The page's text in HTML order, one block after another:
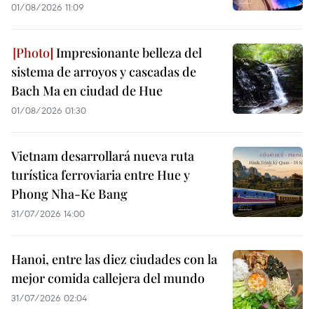
01/08/2026 11:09
Impresionante belleza del
sistema de arroyos y cascadas de
Bach Ma en ciudad de Hue
01/08/2026 01:30
Vietnam desarrollará nueva ruta
turística ferroviaria entre Hue y
Phong Nha-Ke Bang
31/07/2026 14:00
Hanoi, entre las diez ciudades con la
mejor comida callejera del mundo
31/07/2026 02:04